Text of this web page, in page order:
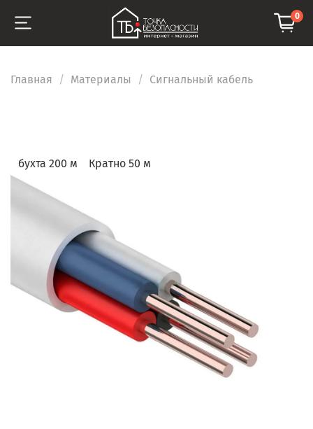
0
Главная Материалы Сигнальный кабель
бухта 200 м Кратно 50 м